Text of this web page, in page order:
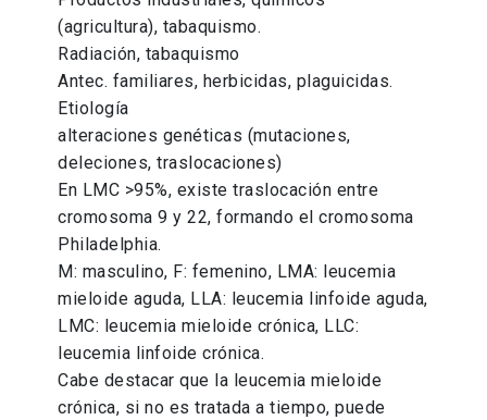
(agricultura), tabaquismo.
Radiación, tabaquismo
Antec. familiares, herbicidas, plaguicidas.
Etiología
alteraciones genéticas (mutaciones,
deleciones, traslocaciones)
En LMC >95%, existe traslocación entre
cromosoma 9 y 22, formando el cromosoma
Philadelphia.
M: masculino, F: femenino, LMA: leucemia
mieloide aguda, LLA: leucemia linfoide aguda,
LMC: leucemia mieloide crónica, LLC:
leucemia linfoide crónica.
Cabe destacar que la leucemia mieloide
crónica, si no es tratada a tiempo, puede